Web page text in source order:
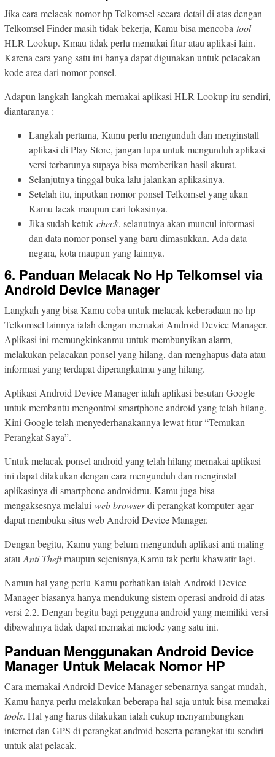
Jika cara melacak nomor hp Telkomsel secara detail di atas dengan
Telkomsel Finder masih tidak bekerja, Kamu bisa mencoba tool
HLR Lookup. Kmau tidak perlu memakai fitur atau aplikasi lain.
Karena cara yang satu ini hanya dapat digunakan untuk pelacakan
kode area dari nomor ponsel.
Adapun langkah-langkah memakai aplikasi HLR Lookup itu sendiri,
diantaranya :
Langkah pertama, Kamu perlu mengunduh dan menginstall
aplikasi di Play Store, jangan lupa untuk mengunduh aplikasi
versi terbarunya supaya bisa memberikan hasil akurat.
Selanjutnya tinggal buka lalu jalankan aplikasinya.
Setelah itu, inputkan nomor ponsel Telkomsel yang akan
Kamu lacak maupun cari lokasinya.
Jika sudah ketuk check, selanutnya akan muncul informasi
dan data nomor ponsel yang baru dimasukkan. Ada data
negara, kota maupun yang lainnya.
6. Panduan Melacak No Hp Telkomsel via
Android Device Manager
Langkah yang bisa Kamu coba untuk melacak keberadaan no hp
Telkomsel lainnya ialah dengan memakai Android Device Manager.
Aplikasi ini memungkinkanmu untuk membunyikan alarm,
melakukan pelacakan ponsel yang hilang, dan menghapus data atau
informasi yang terdapat diperangkatmu yang hilang.
Aplikasi Android Device Manager ialah aplikasi besutan Google
untuk membantu mengontrol smartphone android yang telah hilang.
Kini Google telah menyederhanakannya lewat fitur “Temukan
Perangkat Saya”.
Untuk melacak ponsel android yang telah hilang memakai aplikasi
ini dapat dilakukan dengan cara mengunduh dan menginstal
aplikasinya di smartphone androidmu. Kamu juga bisa
mengaksesnya melalui web browserdi perangkat komputer agar
dapat membuka situs web Android Device Manager.
Dengan begitu, Kamu yang belum mengunduh aplikasi anti maling
atauAnti Theftmaupun sejenisnya,Kamu tak perlu khawatir lagi.
Namun hal yang perlu Kamu perhatikan ialah Android Device
Manager biasanya hanya mendukung sistem operasi android di atas
versi 2.2. Dengan begitu bagi pengguna android yang memiliki versi
dibawahnya tidak dapat memakai metode yang satu ini.
Panduan Menggunakan Android Device
Manager Untuk Melacak Nomor HP
Cara memakai Android Device Manager sebenarnya sangat mudah,
Kamu hanya perlu melakukan beberapa hal saja untuk bisa memakai
tools. Hal yang harus dilakukan ialah cukup menyambungkan
internet dan GPS di perangkat android beserta perangkat itu sendiri
untuk alat pelacak.